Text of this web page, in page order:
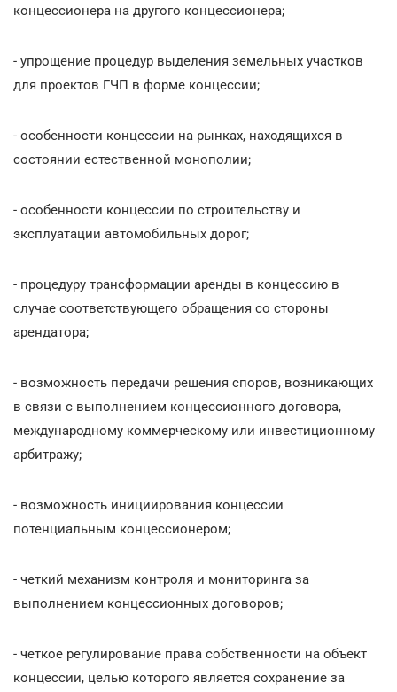
концессионера на другого концессионера;
- упрощение процедур выделения земельных участков
для проектов ГЧП в форме концессии;
- особенности концессии на рынках, находящихся в
состоянии естественной монополии;
- особенности концессии по строительству и
эксплуатации автомобильных дорог;
- процедуру трансформации аренды в концессию в
случае соответствующего обращения со стороны
арендатора;
- возможность передачи решения споров, возникающих
в связи с выполнением концессионного договора,
международному коммерческому или инвестиционному
арбитражу;
- возможность инициирования концессии
потенциальным концессионером;
- четкий механизм контроля и мониторинга за
выполнением концессионных договоров;
- четкое регулирование права собственности на объект
концессии, целью которого является сохранение за